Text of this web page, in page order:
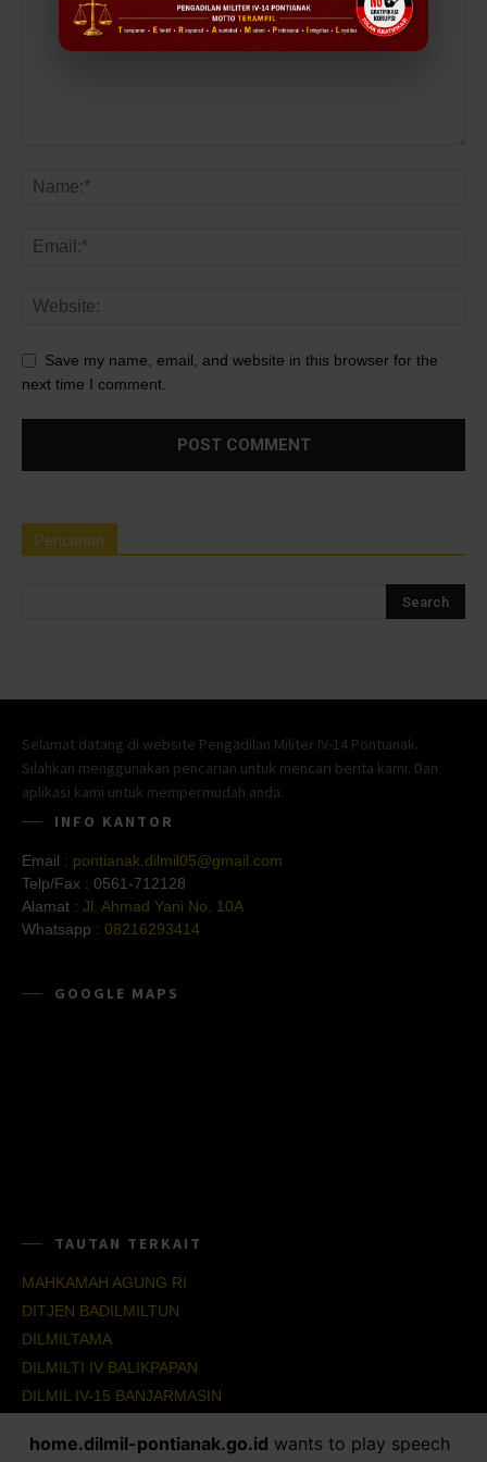
Save my name, email, and website in this browser for the
next time I comment.
Pencarian
Selamat datang di website Pengadilan Militer IV-14 Pontianak.
Silahkan menggunakan pencarian untuk mencari berita kami. Dan
aplikasi kami untuk mempermudah anda.
INFO KANTOR
Email : pontianak.dilmil05@gmail.com
Telp/Fax : 0561-712128
Alamat : Jl. Ahmad Yani No. 10A
Whatsapp : 08216293414
GOOGLE MAPS
TAUTAN TERKAIT
MAHKAMAH AGUNG RI
DITJEN BADILMILTUN
DILMILTAMA
DILMILTI IV BALIKPAPAN
DILMIL IV-15 BANJARMASIN
home.dilmil-pontianak.go.id wants to play speech